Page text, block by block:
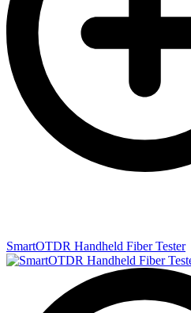
SmartOTDR Handheld Fiber Tester